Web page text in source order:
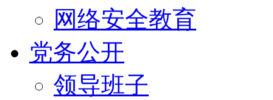
网络安全教育
党务公开
领导班子